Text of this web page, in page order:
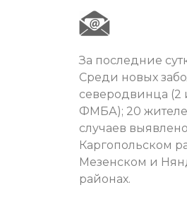
За последние
Среди новых
северодвинца (2
ФМБА); 20 жителей
случаев
Каргопольском
Мезенском и
районах.